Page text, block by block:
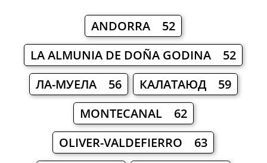
ANDORRA 52
LA ALMUNIA DE DOÑA GODINA 52
ЛА-МУЕЛА 56
КАЛАТАЮД 59
MONTECANAL 62
OLIVER-VALDEFIERRO 63